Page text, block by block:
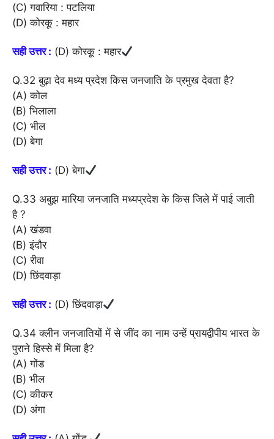
(C) गवारिया : पटलिया
(D) कोरकू : महार
सही उत्तर : (D) कोरकू : महार
Q.32 बुढ़ा देव मध्य प्रदेश किस जनजाति के प्रमुख देवता है?
(A) कोल
(B) भिलाला
(C) भील
(D) बेगा
सही उत्तर : (D) बेगा
Q.33 अबुझ मारिया जनजाति मध्यप्रदेश के किस जिले में पाई जाती
है ?
(A) खंडवा
(B) इंदौर
(C) रीवा
(D) छिंदवाड़ा
सही उत्तर : (D) छिंदवाड़ा
Q.34 क्लीन जनजातियों में से जींद का नाम उन्हें प्रायद्वीपीय भारत के
पुराने हिस्से में मिला है?
(A) गोंड
(B) भील
(C) कीकर
(D) अंगा